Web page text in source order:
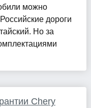
можно
дороги
Но за
Chery